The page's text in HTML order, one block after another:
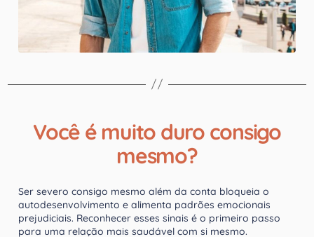
Você é muito duro consigo
mesmo?
Ser severo consigo mesmo além da conta bloqueia o
autodesenvolvimento e alimenta padrões emocionais
prejudiciais. Reconhecer esses sinais é o primeiro passo
para uma relação mais saudável com si mesmo.